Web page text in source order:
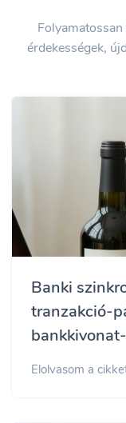
érdekességek,
Banki
tranzakció-
Elolvasom a